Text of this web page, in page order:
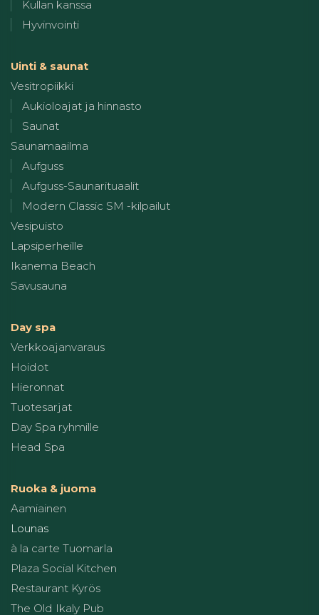
Kullan kanssa
Hyvinvointi
Uinti & saunat
Vesitropiikki
Aukioloajat ja hinnasto
Saunat
Saunamaailma
Aufguss
Aufguss-Saunarituaalit
Modern Classic SM -kilpailut
Vesipuisto
Lapsiperheille
Ikanema Beach
Savusauna
Day spa
Verkkoajanvaraus
Hoidot
Hieronnat
Tuotesarjat
Day Spa ryhmille
Head Spa
Ruoka & juoma
Aamiainen
Lounas
à la carte Tuomarla
Plaza Social Kitchen
Restaurant Kyrös
The Old Ikaly Pub